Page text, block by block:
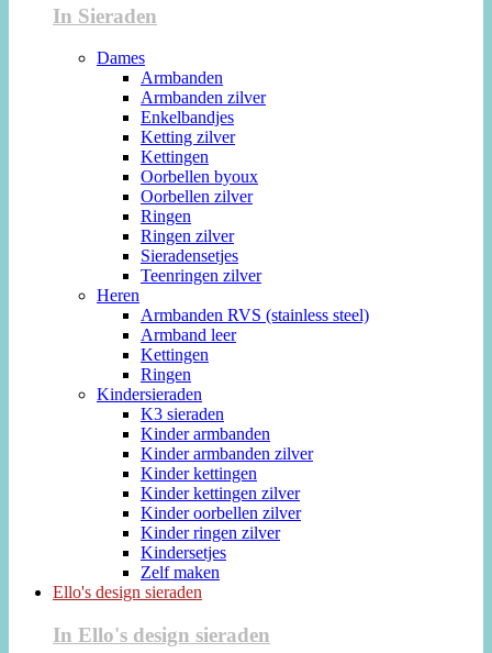
In Sieraden
Dames
Armbanden
Armbanden zilver
Enkelbandjes
Ketting zilver
Kettingen
Oorbellen byoux
Oorbellen zilver
Ringen
Ringen zilver
Sieradensetjes
Teenringen zilver
Heren
Armbanden RVS (stainless steel)
Armband leer
Kettingen
Ringen
Kindersieraden
K3 sieraden
Kinder armbanden
Kinder armbanden zilver
Kinder kettingen
Kinder kettingen zilver
Kinder oorbellen zilver
Kinder ringen zilver
Kindersetjes
Zelf maken
Ello's design sieraden
In Ello's design sieraden